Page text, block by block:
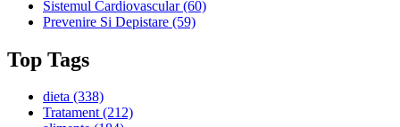
Sistemul Cardiovascular(60)
Prevenire Si Depistare (59)
Top Tags
dieta (338)
Tratament(212)